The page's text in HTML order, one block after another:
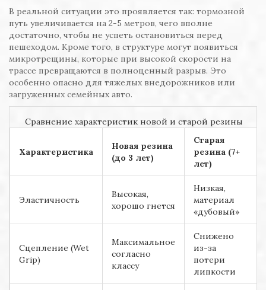
В реальной ситуации это проявляется так: тормозной
путь увеличивается на 2-5 метров, чего вполне
достаточно, чтобы не успеть остановиться перед
пешеходом. Кроме того, в структуре могут появиться
микротрещины, которые при высокой скорости на
трассе превращаются в полноценный разрыв. Это
особенно опасно для тяжелых внедорожников или
загруженных семейных авто.
Сравнение характеристик новой и старой резины
Характеристика
Новая резина
(до 3 лет)
Старая
резина (7+
лет)
Эластичность
Высокая,
хорошо гнется
Низкая,
материал
«дубовый»
Сцепление (Wet
Grip)
Максимальное
согласно
классу
Снижено
из-за
потери
липкости